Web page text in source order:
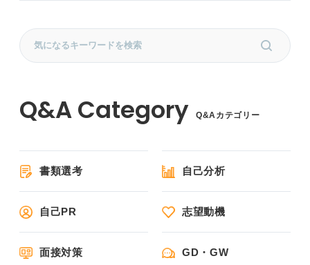
Q&Aカテゴリー
書類選考 自己分析
自己PR 志望動機
面接対策 GD・GW